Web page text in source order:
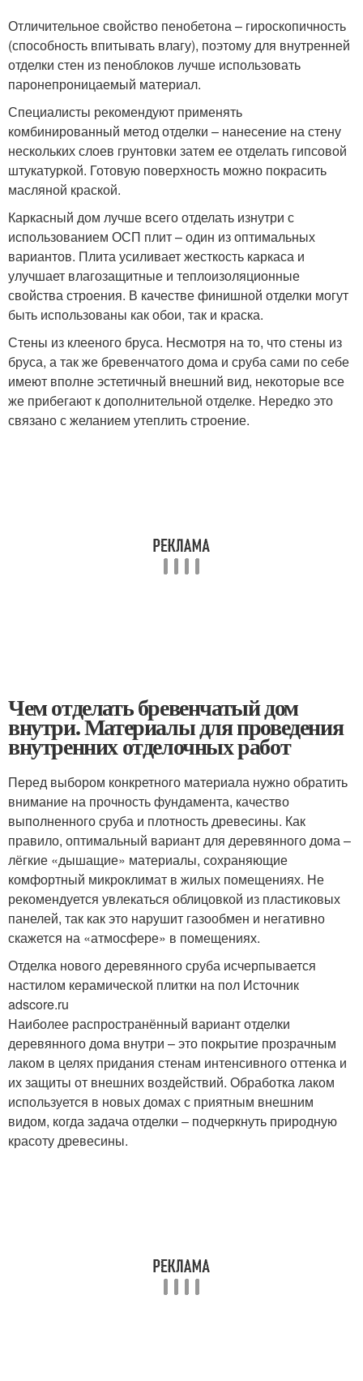
Отличительное свойство пенобетона – гироскопичность
(способность впитывать влагу), поэтому для внутренней
отделки стен из пеноблоков лучше использовать
паронепроницаемый материал.
Специалисты рекомендуют применять
комбинированный метод отделки – нанесение на стену
нескольких слоев грунтовки затем ее отделать гипсовой
штукатуркой. Готовую поверхность можно покрасить
масляной краской.
Каркасный дом лучше всего отделать изнутри с
использованием ОСП плит – один из оптимальных
вариантов. Плита усиливает жесткость каркаса и
улучшает влагозащитные и теплоизоляционные
свойства строения. В качестве финишной отделки могут
быть использованы как обои, так и краска.
Стены из клееного бруса. Несмотря на то, что стены из
бруса, а так же бревенчатого дома и сруба сами по себе
имеют вполне эстетичный внешний вид, некоторые все
же прибегают к дополнительной отделке. Нередко это
связано с желанием утеплить строение.
Чем отделать бревенчатый дом
внутри. Материалы для проведения
внутренних отделочных работ
Перед выбором конкретного материала нужно обратить
внимание на прочность фундамента, качество
выполненного сруба и плотность древесины. Как
правило, оптимальный вариант для деревянного дома –
лёгкие «дышащие» материалы, сохраняющие
комфортный микроклимат в жилых помещениях. Не
рекомендуется увлекаться облицовкой из пластиковых
панелей, так как это нарушит газообмен и негативно
скажется на «атмосфере» в помещениях.
Отделка нового деревянного сруба исчерпывается
настилом керамической плитки на пол Источник
adscore.ru
Наиболее распространённый вариант отделки
деревянного дома внутри – это покрытие прозрачным
лаком в целях придания стенам интенсивного оттенка и
их защиты от внешних воздействий. Обработка лаком
используется в новых домах с приятным внешним
видом, когда задача отделки – подчеркнуть природную
красоту древесины.